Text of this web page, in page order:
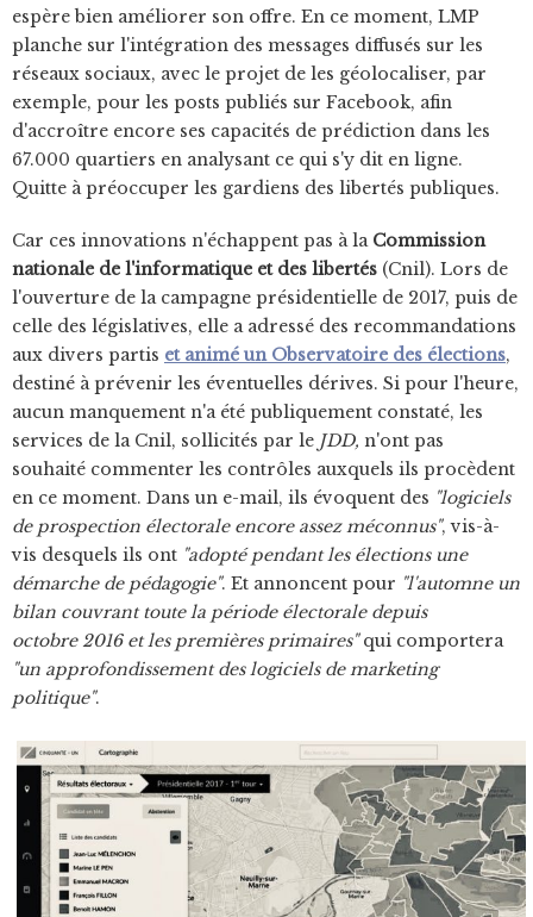
espère bien améliorer son offre. En ce moment, LMP
planche sur l'intégration des messages diffusés sur les
réseaux sociaux, avec le projet de les géolocaliser, par
exemple, pour les posts publiés sur Facebook, afin
d'accroître encore ses capacités de prédiction dans les
67.000 quartiers en analysant ce qui s'y dit en ligne.
Quitte à préoccuper les gardiens des libertés publiques.
Car ces innovations n'échappent pas à la Commission
nationale de l'informatique et des libertés (Cnil). Lors de
l'ouverture de la campagne présidentielle de 2017, puis de
celle des législatives, elle a adressé des recommandations
aux divers partis et animé un Observatoire des élections,
destiné à prévenir les éventuelles dérives. Si pour l'heure,
aucun manquement n'a été publiquement constaté, les
services de la Cnil, sollicités par le JDD, n'ont pas
souhaité commenter les contrôles auxquels ils procèdent
en ce moment. Dans un e-mail, ils évoquent des "logiciels
de prospection électorale encore assez méconnus", vis-à-
vis desquels ils ont "adopté pendant les élections une
démarche de pédagogie". Et annoncent pour "l'automne un
bilan couvrant toute la période électorale depuis
octobre 2016 et les premières primaires"qui comportera
"un approfondissement des logiciels de marketing
politique".